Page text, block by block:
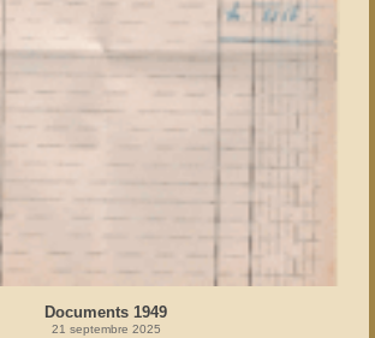
Documents 1949
21 septembre 2025